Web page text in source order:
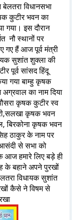
विधानसभा
कुटीर भवन का
गया। इस दौरान
नौ स्थानों पर
गए हैं आज पूर्व मंत्री
सुशांत शुक्ला की
पूर्व सांसद हिंदू
गया बाम्हु कृषक
का नाम दिया
कृषक कुटीर स्व
कृषक भवन
बिरकोना कृषक भवन
ठाकुर के नाम पर
से सभा को
आज हमारे लिए बड़े ही
के बहाने अपने पुरखों
विधायक सुशांत
कैसे ने विषम से